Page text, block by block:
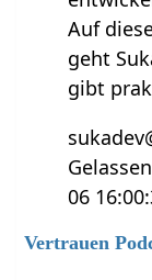
Auf
geht
gibt
06
Vertrauen